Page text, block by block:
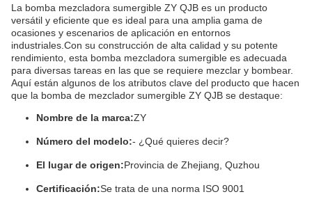
La bomba mezcladora sumergible ZY QJB es un producto
versátil y eficiente que es ideal para una amplia gama de
ocasiones y escenarios de aplicación en entornos
industriales.Con su construcción de alta calidad y su potente
rendimiento, esta bomba mezcladora sumergible es adecuada
para diversas tareas en las que se requiere mezclar y bombear.
Aquí están algunos de los atributos clave del producto que hacen
que la bomba de mezclador sumergible ZY QJB se destaque:
Nombre de la marca:ZY
Número del modelo:- ¿Qué quieres decir?
El lugar de origen:Provincia de Zhejiang, Quzhou
Certificación:Se trata de una norma ISO 9001